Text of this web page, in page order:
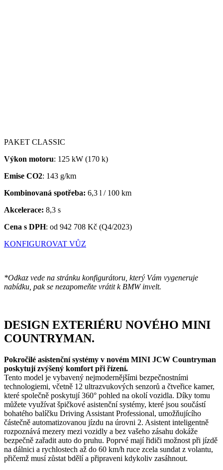
PAKET CLASSIC
Výkon motoru: 125 kW (170 k)
Emise CO2: 143 g/km
Kombinovaná spotřeba: 6,3 l / 100 km
Akcelerace: 8,3 s
Cena s DPH: od 942 708 Kč (Q4/2023)
KONFIGUROVAT VŮZ
*Odkaz vede na stránku konfigurátoru, který Vám vygeneruje
nabídku, pak se nezapomeňte vrátit k BMW invelt.
DESIGN EXTERIÉRU NOVÉHO MINI
COUNTRYMAN.
Pokročilé asistenční systémy v novém MINI JCW Countryman
poskytují zvýšený komfort při řízení.
Tento model je vybavený nejmodernějšími bezpečnostními
technologiemi, včetně 12 ultrazvukových senzorů a čtveřice kamer,
které společně poskytují 360° pohled na okolí vozidla. Díky tomu
můžete využívat špičkové asistenční systémy, které jsou součástí
bohatého balíčku Driving Assistant Professional, umožňujícího
částečně automatizovanou jízdu na úrovni 2. Asistent inteligentně
rozpoznává mezery mezi vozidly a bez vašeho zásahu dokáže
bezpečně zařadit auto do pruhu. Poprvé mají řidiči možnost při jízdě
na dálnici a rychlostech až do 60 km/h ruce zcela sundat z volantu,
přičemž musí zůstat bdělí a připraveni kdykoliv zasáhnout.